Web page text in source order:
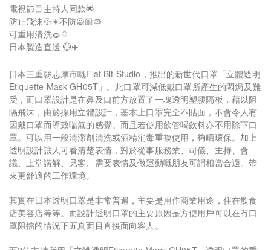
電視節目主持人同款🌟
防止飛沫💦✴不防️🙅🏼🦠
可重用清洗🧽🚿
日本製造直送 💮✈️
日本三重縣志摩市嘅Flat Bit Studio，推出的新世代口罩「立體透明
Etiquette Mask GH05T」。此口罩可減低戴口罩所產生的悶焗及難
受，而口罩設計是在鼻及口前方放置了一塊透明塑膠隔板，藉以阻
隔飛沫，由於採用立體設計，基本上口罩完全不貼面，不會令人有
因戴口罩而導致喘氣的感覺。而且若使用飲管喝飲料亦不用除下口
罩。可以用一般清潔劑清洗或酒精消毒重複使用，夠晒環保。加上
透明設計讓人可看清楚表情，對於從事服務業、司儀、主持、會
議、上堂講解、見客、需要表情及做運動嘅朋友可謂相當合適。帶
來更舒適的工作環境。
其實在日本透明口罩是非常普遍，主要是用作商業用途，住在飲食
店美容店等等。而設計透明口罩的主要原因是方便用戶可以在冇口
罩阻擋的情況下五真面目直接面向客人。